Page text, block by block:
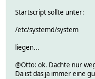
Startscript sollte unter:
/etc/systemd/system
liegen...
@Otto: ok. Dachte nur
Da ist das ja immer eine